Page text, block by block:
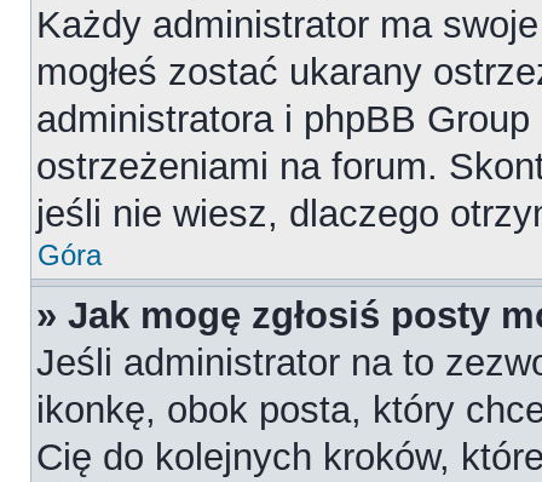
Każdy administrator ma
mogłeś zostać ukarany
administratora i phpBB
ostrzeżeniami na forum.
jeśli nie wiesz, dlaczego
Góra
» Jak mogę zgłosiś posty
Jeśli administrator na to
ikonkę, obok posta, który
Cię do kolejnych kroków,